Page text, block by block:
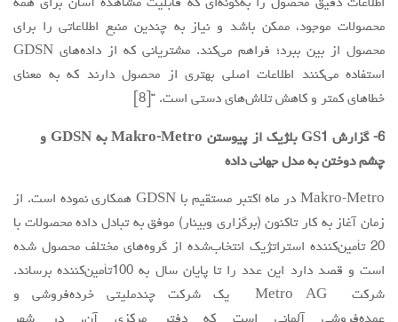
اطلاعات دقیق محصول را به‌گونه‌ای که قابلیت مشاهده آسان برای همه
محصولات موجود، ممکن باشد و نیاز به چندین منبع اطلاعاتی را برای
محصول از بین ببرد؛ فراهم می‌کند. مشتریانی که از داده‌های GDSN
استفاده می‌کنند اطلاعات اصلی بهتری از محصول دارند که به معنای
خطاهای کمتر و کاهش تلاش‌های دستی است. “[8]
6- گزارش GS1 بلژیک از پیوستن Makro-Metro به GDSN و
چشم دوختن به مدل جهانی داده
Makro-Metro در ماه اکتبر مستقیم با GDSN همکاری نموده است. از
زمان آغاز به کار تاکنون (برگزاری وبینار) موفق به تبادل داده محصولات با
20 تأمین‌کننده استراتژیک انتخاب‌شده از گروه‌های مختلف محصول شده
است و قصد دارد این عدد را تا پایان سال به 100تأمین‌کننده برساند.
شرکت Metro AG یک شرکت چندملیتی خرده‌فروشی و